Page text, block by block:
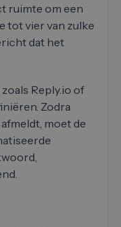
ruimte om een
tot vier van zulke
dat het
Reply.io of
Zodra
moet de